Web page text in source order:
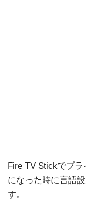
Fire TV Stickでプ
になった時に言語
す。